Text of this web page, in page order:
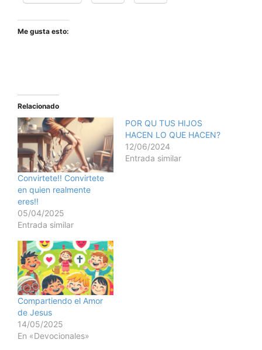
Me gusta esto:
Relacionado
Convirtete!! Convirtete
en quien realmente
eres!!
05/04/2025
Entrada similar
POR QU TUS HIJOS
HACEN LO QUE HACEN?
12/06/2024
Entrada similar
Compartiendo el Amor
de Jesus
14/05/2025
En «Devocionales»